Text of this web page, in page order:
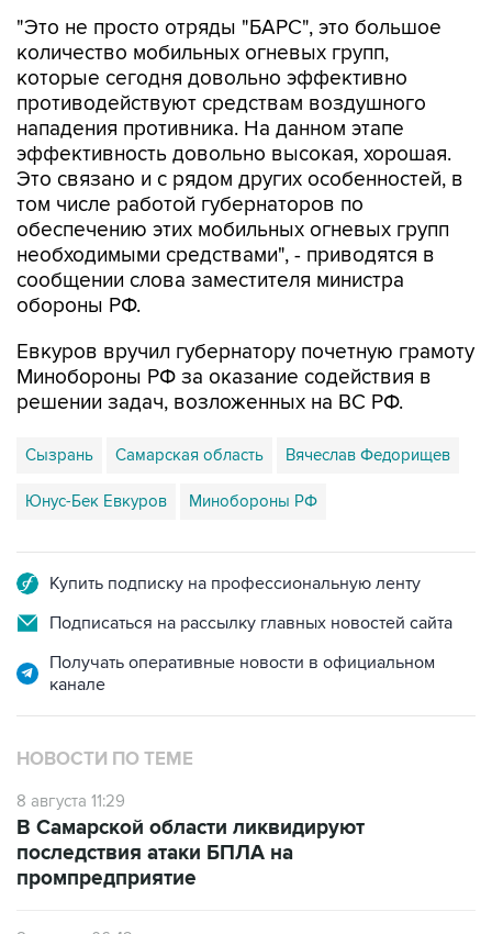
"Это не просто отряды "БАРС", это большое
количество мобильных огневых групп,
которые сегодня довольно эффективно
противодействуют средствам воздушного
нападения противника. На данном этапе
эффективность довольно высокая, хорошая.
Это связано и с рядом других особенностей, в
том числе работой губернаторов по
обеспечению этих мобильных огневых групп
необходимыми средствами", - приводятся в
сообщении слова заместителя министра
обороны РФ.
Евкуров вручил губернатору почетную грамоту
Минобороны РФ за оказание содействия в
решении задач, возложенных на ВС РФ.
Сызрань Самарская область Вячеслав Федорищев
Юнус-Бек Евкуров Минобороны РФ
Купить подписку на профессиональную ленту
Подписаться на рассылку главных новостей сайта
Получать оперативные новости в официальном
канале
НОВОСТИ ПО ТЕМЕ
8 августа 11:29
В Самарской области ликвидируют
последствия атаки БПЛА на
промпредприятие